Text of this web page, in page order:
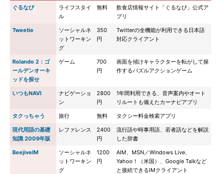
ぐるなび
ライフスタイ
ル
無料
飲食店情報サイト「ぐるなび」公式ア
プリ
Tweetie
ソーシャルネ
ットワーキン
グ
350
円
Twitterの全機能が利用できる日本語
対応クライアント
Rolando 2：ゴ
ールデンオーキ
ッドを探せ
ゲーム
700
円
画面を傾けキャラクターを転がして操
作するパズルアクションゲーム
いつもNAVI
ナビゲーショ
ン
2800
円
1年間利用できる、音声案内やオート
リルートも備えたカーナビアプリ
タクっちゃう
旅行 無料
タクシー料金検索アプリ
現代用語の基礎
知識 2009年版
レファレンス
2400
円
流行語や時事用語、若者語などを解説
した辞書
BeejiveIM
ソーシャルネ
ットワーキン
グ
1200
円
AIM、MSN／Windows Live、
Yahoo！（米国）、Google Talkなど
と接続できるIMクライアント